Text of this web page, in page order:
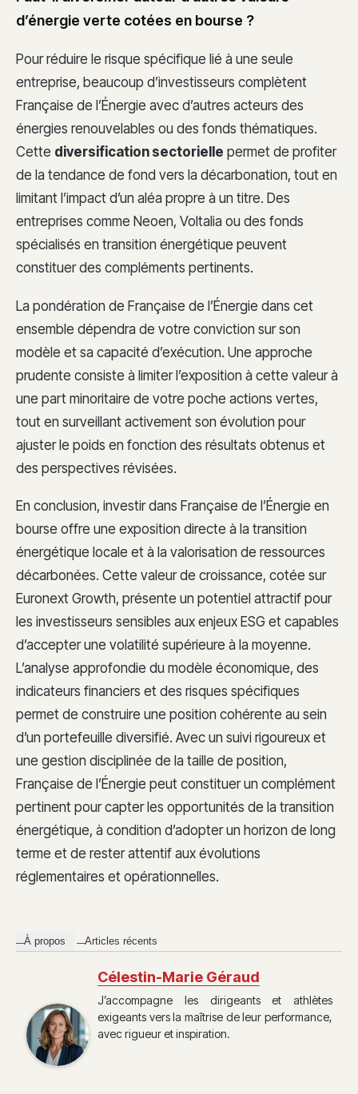
d’énergie verte cotées en bourse ?
Pour réduire le risque spécifique lié à une seule
entreprise, beaucoup d’investisseurs complètent
Française de l’Énergie avec d’autres acteurs des
énergies renouvelables ou des fonds thématiques.
Cette diversification sectorielle permet de profiter
de la tendance de fond vers la décarbonation, tout en
limitant l’impact d’un aléa propre à un titre. Des
entreprises comme Neoen, Voltalia ou des fonds
spécialisés en transition énergétique peuvent
constituer des compléments pertinents.
La pondération de Française de l’Énergie dans cet
ensemble dépendra de votre conviction sur son
modèle et sa capacité d’exécution. Une approche
prudente consiste à limiter l’exposition à cette valeur à
une part minoritaire de votre poche actions vertes,
tout en surveillant activement son évolution pour
ajuster le poids en fonction des résultats obtenus et
des perspectives révisées.
En conclusion, investir dans Française de l’Énergie en
bourse offre une exposition directe à la transition
énergétique locale et à la valorisation de ressources
décarbonées. Cette valeur de croissance, cotée sur
Euronext Growth, présente un potentiel attractif pour
les investisseurs sensibles aux enjeux ESG et capables
d’accepter une volatilité supérieure à la moyenne.
L’analyse approfondie du modèle économique, des
indicateurs financiers et des risques spécifiques
permet de construire une position cohérente au sein
d’un portefeuille diversifié. Avec un suivi rigoureux et
une gestion disciplinée de la taille de position,
Française de l’Énergie peut constituer un complément
pertinent pour capter les opportunités de la transition
énergétique, à condition d’adopter un horizon de long
terme et de rester attentif aux évolutions
réglementaires et opérationnelles.
À propos Articles récents
Célestin-Marie Géraud
J’accompagne les dirigeants et athlètes
exigeants vers la maîtrise de leur performance,
avec rigueur et inspiration.